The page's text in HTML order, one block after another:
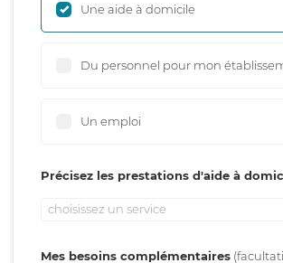
Une aide à domicile
Du personnel pour mon
Un emploi
Précisez les prestations d'aide à
choisissez un service
Mes besoins complémentaires